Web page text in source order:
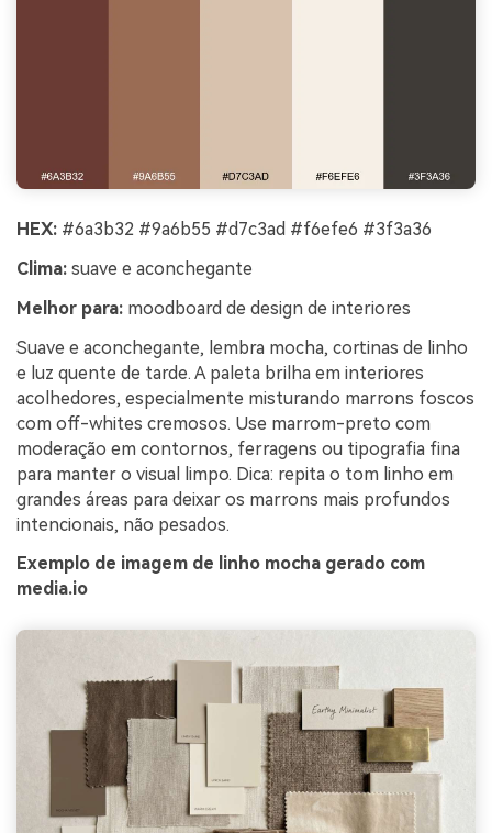
HEX: #6a3b32 #9a6b55 #d7c3ad #f6efe6 #3f3a36
Clima: suave e aconchegante
Melhor para: moodboard de design de interiores
Suave e aconchegante, lembra mocha, cortinas de linho
e luz quente de tarde. A paleta brilha em interiores
acolhedores, especialmente misturando marrons foscos
com off-whites cremosos. Use marrom-preto com
moderação em contornos, ferragens ou tipografia fina
para manter o visual limpo. Dica: repita o tom linho em
grandes áreas para deixar os marrons mais profundos
intencionais, não pesados.
Exemplo de imagem de linho mocha gerado com
media.io